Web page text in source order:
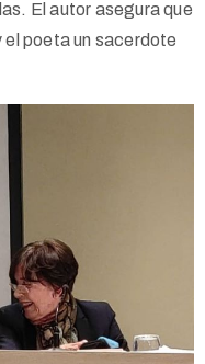
El autor asegura que
el poeta un sacerdote